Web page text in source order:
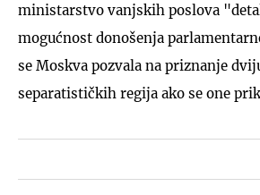
ministarstvo vanjskih poslova
mogućnost donošenja
se Moskva pozvala na priznanje
separatističkih regija ako se one